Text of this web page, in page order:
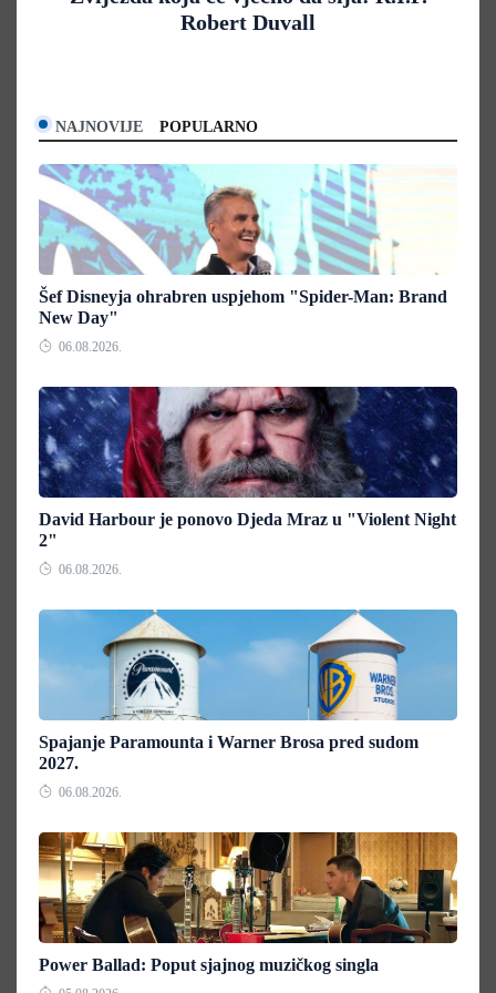
Robert Duvall
NAJNOVIJE POPULARNO
Šef Disneyja ohrabren uspjehom "Spider-Man: Brand
New Day"
06.08.2026.
David Harbour je ponovo Djeda Mraz u "Violent Night
2"
06.08.2026.
Spajanje Paramounta i Warner Brosa pred sudom
2027.
06.08.2026.
Power Ballad: Poput sjajnog muzičkog singla